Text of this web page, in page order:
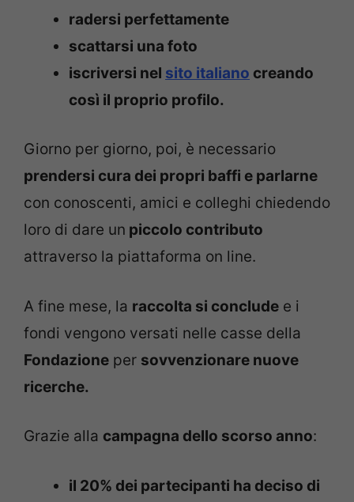
radersi perfettamente
scattarsi una foto
iscriversi nel sito italiano creando
così il proprio profilo.
Giorno per giorno, poi, è necessario
prendersi cura dei propri baffi e parlarne
con conoscenti, amici e colleghi chiedendo
loro di dare un piccolo contributo
attraverso la piattaforma on line.
A fine mese, la raccolta si conclude e i
fondi vengono versati nelle casse della
Fondazione per sovvenzionare nuove
ricerche.
Grazie alla campagna dello scorso anno:
il 20% dei partecipanti ha deciso di